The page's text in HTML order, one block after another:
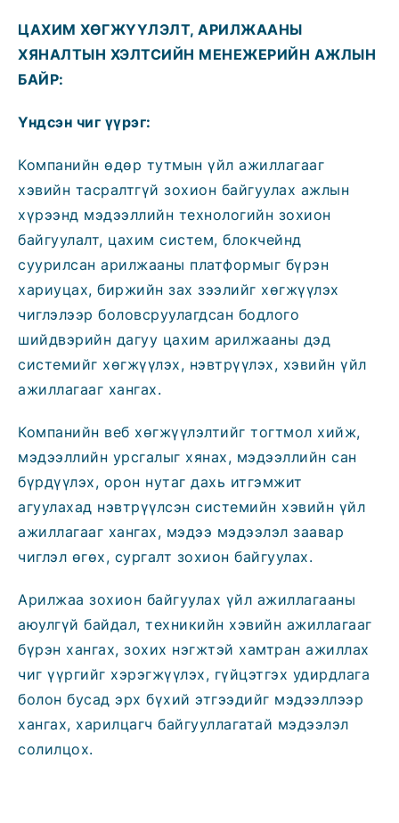
ЦАХИМ ХӨГЖҮҮЛЭЛТ, АРИЛЖААНЫ
ХЯНАЛТЫН ХЭЛТСИЙН МЕНЕЖЕРИЙН АЖЛЫН
БАЙР:
Үндсэн чиг үүрэг:
Компанийн өдөр тутмын үйл ажиллагааг
хэвийн тасралтгүй зохион байгуулах ажлын
хүрээнд мэдээллийн технологийн зохион
байгуулалт, цахим систем, блокчейнд
суурилсан арилжааны платформыг бүрэн
хариуцах, биржийн зах зээлийг хөгжүүлэх
чиглэлээр боловсруулагдсан бодлого
шийдвэрийн дагуу цахим арилжааны дэд
системийг хөгжүүлэх, нэвтрүүлэх, хэвийн үйл
ажиллагааг хангах.
Компанийн веб хөгжүүлэлтийг тогтмол хийж,
мэдээллийн урсгалыг хянах, мэдээллийн сан
бүрдүүлэх, орон нутаг дахь итгэмжит
агуулахад нэвтрүүлсэн системийн хэвийн үйл
ажиллагааг хангах, мэдээ мэдээлэл заавар
чиглэл өгөх, сургалт зохион байгуулах.
Арилжаа зохион байгуулах үйл ажиллагааны
аюулгүй байдал, техникийн хэвийн ажиллагааг
бүрэн хангах, зохих нэгжтэй хамтран ажиллах
чиг үүргийг хэрэгжүүлэх, гүйцэтгэх удирдлага
болон бусад эрх бүхий этгээдийг мэдээллээр
хангах, харилцагч байгууллагатай мэдээлэл
солилцох.